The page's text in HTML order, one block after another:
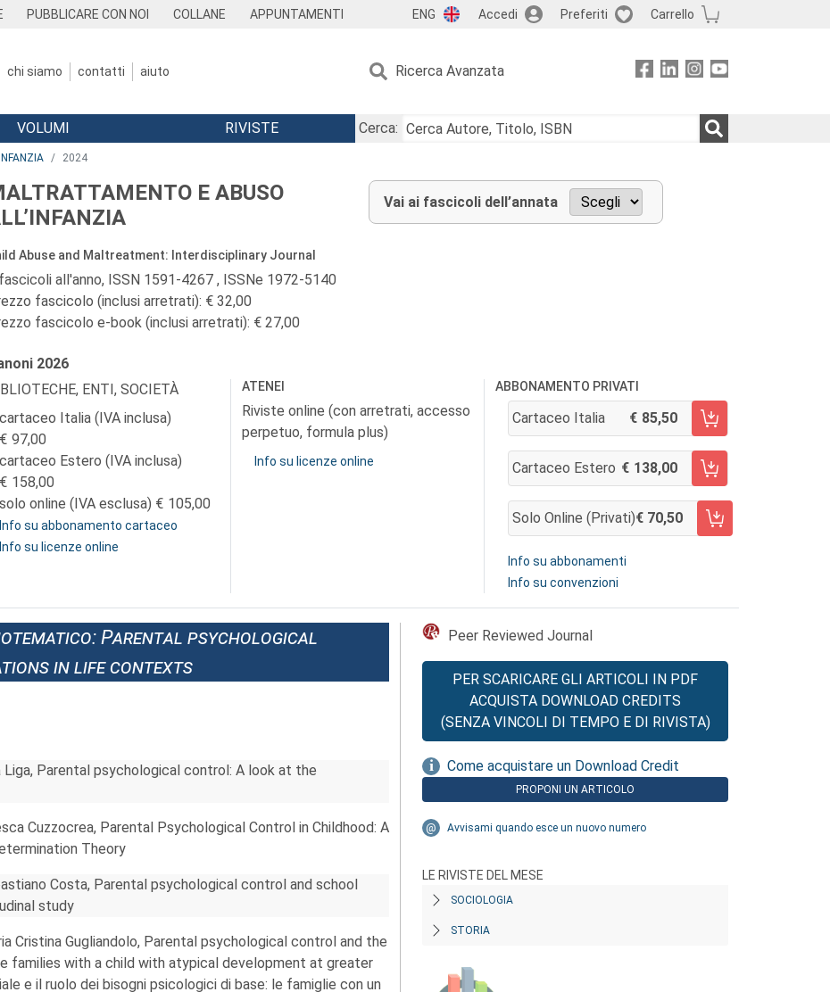
PUBBLICARE CON NOI COLLANE APPUNTAMENTI ENG Accedi Preferiti Carrello
chi siamo contatti aiuto Ricerca Avanzata
VOLUMI RIVISTE
Cerca:
2024
E ABUSO
Abuse and Maltreatment: Interdisciplinary Journal
all'anno, ISSN 1591-4267 , ISSNe 1972-5140
fascicolo (inclusi arretrati): € 32,00
fascicolo e-book (inclusi arretrati): € 27,00
Vai ai fascicoli dell’annata
2026
ENTI, SOCIETÀ
cartaceo Italia (IVA inclusa)
97,00
cartaceo Estero (IVA inclusa)
158,00
solo online (IVA esclusa)
105,00
Info su abbonamento cartaceo
Info su licenze online
ATENEI
Riviste online (con arretrati, accesso
perpetuo, formula plus)
Info su licenze online
ABBONAMENTO PRIVATI
Cartaceo Italia 85,50
AGGIUNGI AL CARRELLO
Cartaceo Estero 138,00
AGGIUNGI AL CARRELLO
Solo Online (privati) 70,50
AGGIUNGI AL CARRELLO
Info su abbonamenti
Info su convenzioni
Parental psychological
in life contexts
Liga, Parental psychological control: A look at the
Cuzzocrea, Parental Psychological Control in Childhood: A
Theory
Costa, Parental psychological control and school
study
Cristina Gugliandolo, Parental psychological control and the
families with a child with atypical development at greater
e il ruolo dei bisogni psicologici di base: le famiglie con un
Peer Reviewed Journal
PER SCARICARE GLI ARTICOLI IN PDF
ACQUISTA DOWNLOAD CREDITS
(SENZA VINCOLI DI TEMPO E DI RIVISTA)
Come acquistare un Download Credit
PROPONI UN ARTICOLO
Avvisami quando esce un nuovo numero
LE RIVISTE DEL MESE
SOCIOLOGIA
STORIA